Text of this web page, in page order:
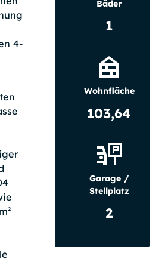
4-
Bäder
1
Wohnfläche
103,64
Garage /
Stellplatz
2